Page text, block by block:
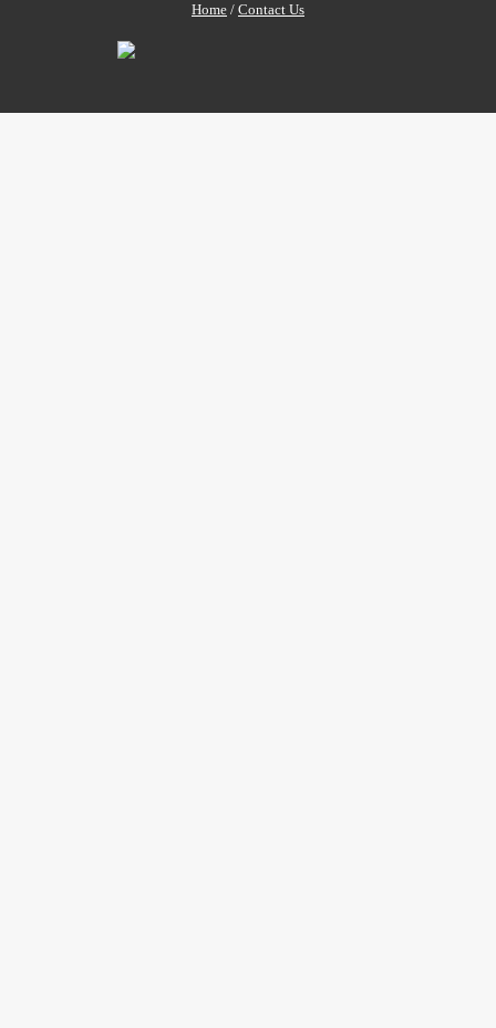
Home / Contact Us